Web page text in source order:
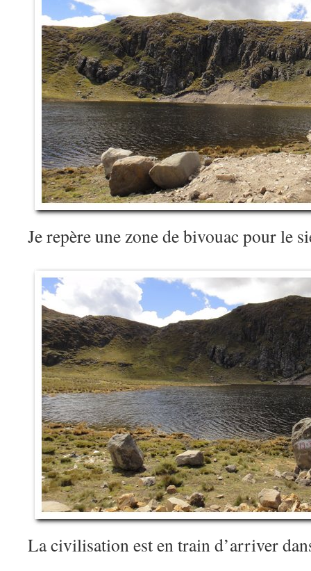
Je repère une zone de bivouac pour le
La civilisation est en train d’arriver